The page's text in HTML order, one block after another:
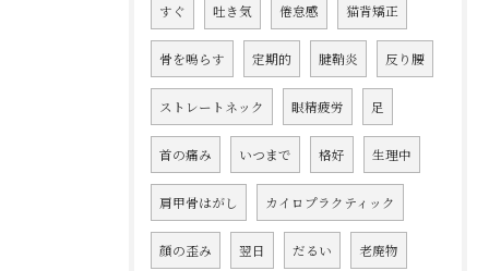
すぐ 吐き気 倦怠感 猫背矯正
骨を鳴らす 定期的 腱鞘炎 反り腰
ストレートネック 眼精疲労 足
首の痛み いつまで 格好 生理中
肩甲骨はがし カイロプラクティック
顔の歪み 翌日 だるい 老廃物